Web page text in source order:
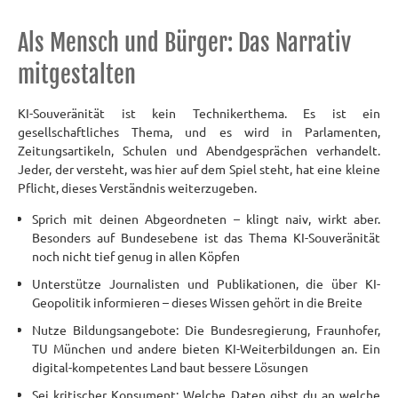
Als Mensch und Bürger: Das Narrativ
mitgestalten
KI-Souveränität ist kein Technikerthema. Es ist ein
gesellschaftliches Thema, und es wird in Parlamenten,
Zeitungsartikeln, Schulen und Abendgesprächen verhandelt.
Jeder, der versteht, was hier auf dem Spiel steht, hat eine kleine
Pflicht, dieses Verständnis weiterzugeben.
Sprich mit deinen Abgeordneten – klingt naiv, wirkt aber.
Besonders auf Bundesebene ist das Thema KI-Souveränität
noch nicht tief genug in allen Köpfen
Unterstütze Journalisten und Publikationen, die über KI-
Geopolitik informieren – dieses Wissen gehört in die Breite
Nutze Bildungsangebote: Die Bundesregierung, Fraunhofer,
TU München und andere bieten KI-Weiterbildungen an. Ein
digital-kompetentes Land baut bessere Lösungen
Sei kritischer Konsument: Welche Daten gibst du an welche